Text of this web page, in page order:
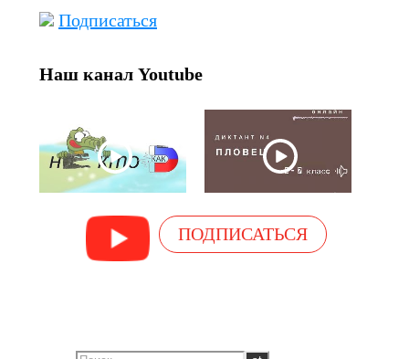
Подписаться
Наш канал Youtube
ПОДПИСАТЬСЯ